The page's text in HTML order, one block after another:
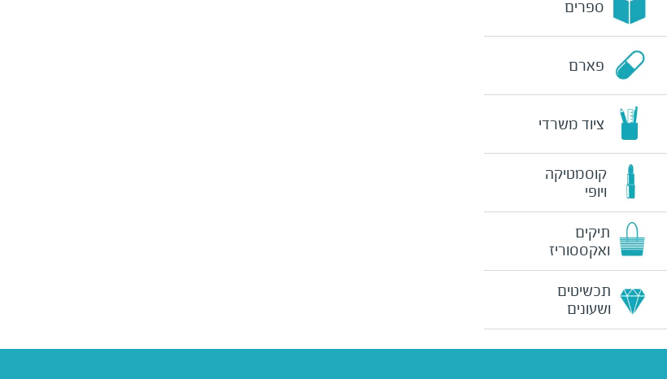
ספרים
פארם
ציוד משרדי
קוסמטיקה
ויופי
תיקים
ואקססוריז
תכשיטים
ושעונים